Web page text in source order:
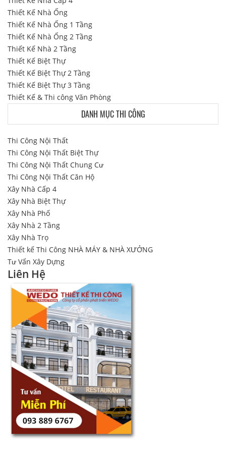
Thiết Kế Nhà Ống
Thiết Kế Nhà Ống 1 Tầng
Thiết Kế Nhà Ống 2 Tầng
Thiết Kế Nhà 2 Tầng
Thiết Kế Biệt Thự
Thiết Kế Biệt Thự 2 Tầng
Thiết Kế Biệt Thự 3 Tầng
Thiết Kế & Thi công Văn Phòng
DANH MỤC THI CÔNG
Thi Công Nội Thất
Thi Công Nội Thất Biệt Thự
Thi Công Nội Thất Chung Cư
Thi Công Nội Thất Căn Hộ
Xây Nhà Cấp 4
Xây Nhà Biệt Thự
Xây Nhà Phố
Xây Nhà 2 Tầng
Xây Nhà Trọ
Thiết kế Thi Công NHÀ MÁY & NHÀ XƯỞNG
Tư Vấn Xây Dựng
Liên Hệ